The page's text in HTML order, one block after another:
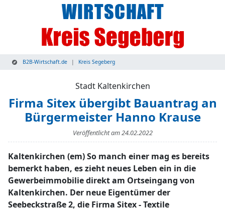
B2B-Wirtschaft.de Kreis Segeberg
Stadt Kaltenkirchen
Firma Sitex übergibt Bauantrag an
Bürgermeister Hanno Krause
Veröffentlicht am24.02.2022
Kaltenkirchen (em) So manch einer mag es bereits
bemerkt haben, es zieht neues Leben ein in die
Gewerbeimmobilie direkt am Ortseingang von
Kaltenkirchen. Der neue Eigentümer der
Seebeckstraße 2, die Firma Sitex - Textile